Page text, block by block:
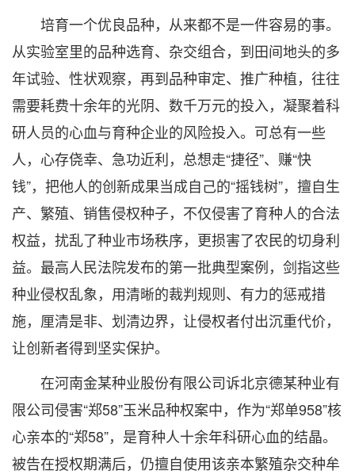
培育一个优良品种，从来都不是一件容易的事。
从实验室里的品种选育、杂交组合，到田间地头的多
年试验、性状观察，再到品种审定、推广种植，往往
需要耗费十余年的光阴、数千万元的投入，凝聚着科
研人员的心血与育种企业的风险投入。可总有一些
人，心存侥幸、急功近利，总想走“捷径”、赚“快
钱”，把他人的创新成果当成自己的“摇钱树”，擅自生
产、繁殖、销售侵权种子，不仅侵害了育种人的合法
权益，扰乱了种业市场秩序，更损害了农民的切身利
益。最高人民法院发布的第一批典型案例，剑指这些
种业侵权乱象，用清晰的裁判规则、有力的惩戒措
施，厘清是非、划清边界，让侵权者付出沉重代价，
让创新者得到坚实保护。
在河南金某种业股份有限公司诉北京德某种业有
限公司侵害“郑58”玉米品种权案中，作为“郑单958”核
心亲本的“郑58”，是育种人十余年科研心血的结晶。
被告在授权期满后，仍擅自使用该亲本繁殖杂交种牟